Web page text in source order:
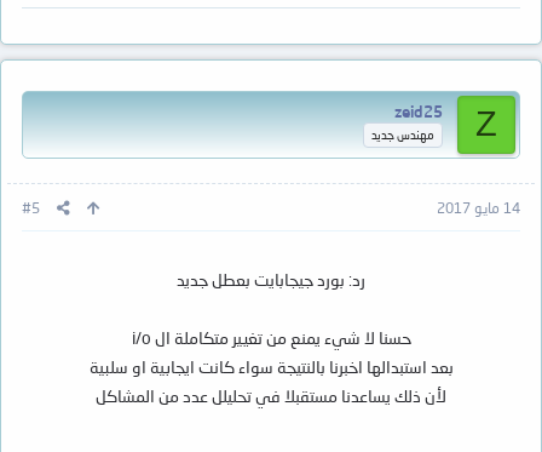
Z
zeid25
مهندس جديد
14 مايو 2017 #5
رد: بورد جيجابايت بعطل جديد
حسنا لا شيء يمنع من تغيير متكاملة ال i/o
بعد استبدالها اخبرنا بالنتيجة سواء كانت ايجابية او سلبية
لأن ذلك يساعدنا مستقبلا في تحليلل عدد من المشاكل